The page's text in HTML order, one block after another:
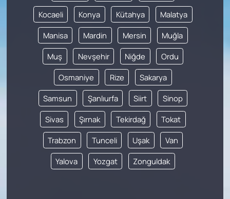
Kocaeli Konya Kütahya Malatya
Manisa Mardin Mersin Muğla
Muş Nevşehir Niğde Ordu
Osmaniye Rize Sakarya
Samsun Şanlıurfa Siirt Sinop
Sivas Şırnak Tekirdağ Tokat
Trabzon Tunceli Uşak Van
Yalova Yozgat Zonguldak